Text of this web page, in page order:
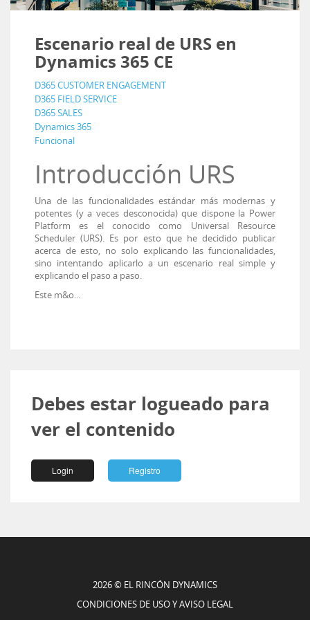
Escenario real de URS en
Dynamics 365 CE
D365 CUSTOMER ENGAGEMENT
D365 FIELD SERVICE
D365 SALES
Dynamics 365
Funcional
Introducción URS
Una de las funcionalidades estándar más modernas y
potentes (y a veces desconocida) que dispone la Power
Platform es el conocido como Universal Resource
Scheduler (URS). Es por esto que he decidido publicar
acerca de esto, no solo explicando las funcionalidades,
sino intentando aplicarlo a un escenario real simple y
explicando el paso a paso.
Este m&o...
Debes estar logueado para
ver el contenido
Login Registro
2026 © EL RINCÓN DYNAMICS
CONDICIONES DE USO Y AVISO LEGAL